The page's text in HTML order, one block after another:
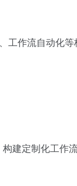
作流自动化
建定制化工